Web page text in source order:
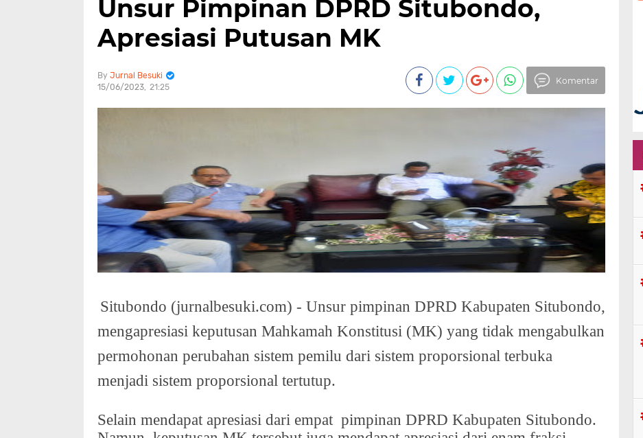
Unsur Pimpinan DPRD Situbondo,
Apresiasi Putusan MK
Jurnal Besuki
15/06/2023 21:25
Komentar
Situbondo (jurnalbesuki.com) - Unsur pimpinan DPRD Kabupaten Situbondo,
mengapresiasi keputusan Mahkamah Konstitusi (MK) yang tidak mengabulkan
permohonan perubahan sistem pemilu dari sistem proporsional terbuka
menjadi sistem proporsional tertutup.
Selain mendapat apresiasi dari empat pimpinan DPRD Kabupaten Situbondo.